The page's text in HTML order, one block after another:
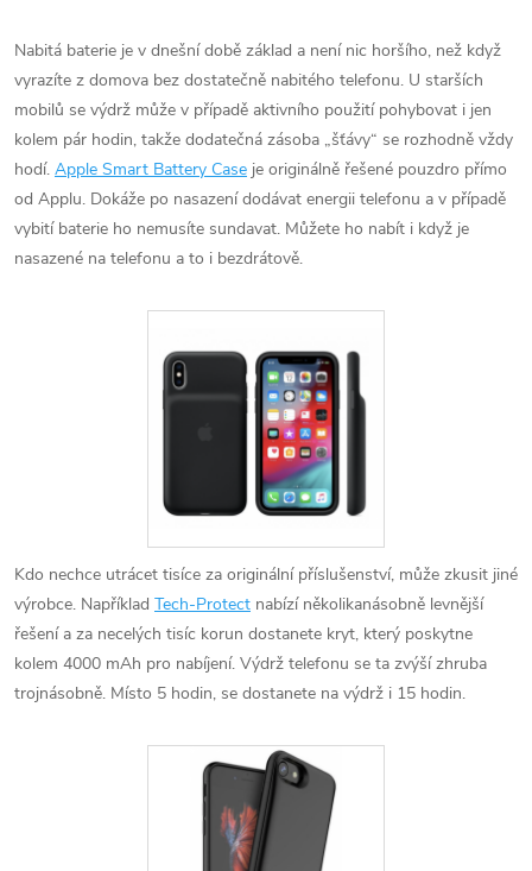
Nabitá baterie je v dnešní době základ a není nic horšího, než když
vyrazíte z domova bez dostatečně nabitého telefonu. U starších
mobilů se výdrž může v případě aktivního použití pohybovat i jen
kolem pár hodin, takže dodatečná zásoba „šťávy“ se rozhodně vždy
hodí. Apple Smart Battery Case je originálně řešené pouzdro přímo
od Applu. Dokáže po nasazení dodávat energii telefonu a v případě
vybití baterie ho nemusíte sundavat. Můžete ho nabít i když je
nasazené na telefonu a to i bezdrátově.
Kdo nechce utrácet tisíce za originální příslušenství, může zkusit jiné
výrobce. Například Tech-Protect nabízí několikanásobně levnější
řešení a za necelých tisíc korun dostanete kryt, který poskytne
kolem 4000 mAh pro nabíjení. Výdrž telefonu se ta zvýší zhruba
trojnásobně. Místo 5 hodin, se dostanete na výdrž i 15 hodin.